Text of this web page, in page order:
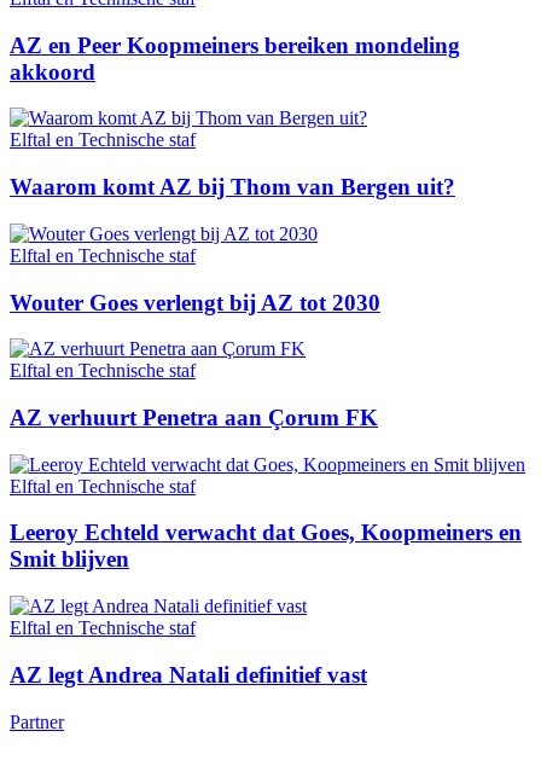
AZ en Peer Koopmeiners bereiken mondeling
akkoord
Elftal en Technische staf
Waarom komt AZ bij Thom van Bergen uit?
Elftal en Technische staf
Wouter Goes verlengt bij AZ tot 2030
Elftal en Technische staf
AZ verhuurt Penetra aan Çorum FK
Elftal en Technische staf
Leeroy Echteld verwacht dat Goes, Koopmeiners en
Smit blijven
Elftal en Technische staf
AZ legt Andrea Natali definitief vast
Partner